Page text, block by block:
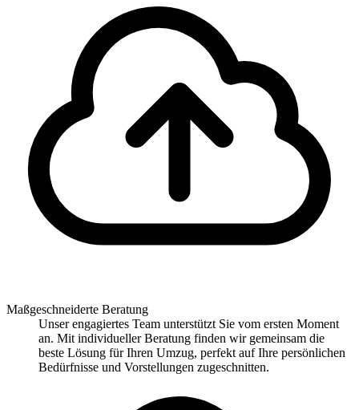
Maßgeschneiderte Beratung
Unser engagiertes Team unterstützt Sie vom ersten Moment
an. Mit individueller Beratung finden wir gemeinsam die
beste Lösung für Ihren Umzug, perfekt auf Ihre persönlichen
Bedürfnisse und Vorstellungen zugeschnitten.